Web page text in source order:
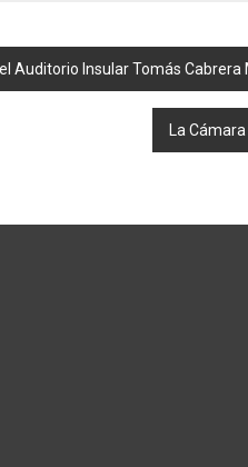
Auditorio Insular Tomás
La